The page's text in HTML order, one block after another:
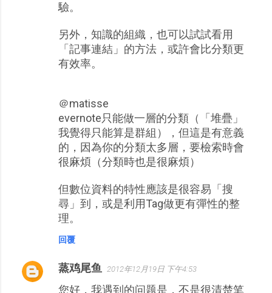
驗。
另外，知識的組織，也可以試試看用
「記事連結」的方法，或許會比分類更
有效率。
＠matisse
evernote只能做一層的分類（「堆疊」
我覺得只能算是群組），但這是有意義
的，因為你的分類太多層，要檢索時會
很麻煩（分類時也是很麻煩）
但數位資料的特性應該是很容易「搜
尋」到，或是利用Tag做更有彈性的整
理。
回覆
蒸鸡尾鱼 2012年12月19日 下午4:53
您好，我遇到的问题是，不是很清楚笔